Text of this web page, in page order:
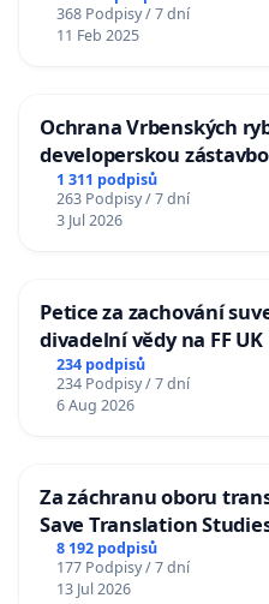
368 Podpisy / 7 dní
11 Feb 2025
Ochrana Vrbenských
developerskou
1 311 podpisů
263 Podpisy / 7 dní
3 Jul 2026
Petice za zachování
divadelní vědy na FF UK
234 podpisů
234 Podpisy / 7 dní
6 Aug 2026
Za záchranu oboru
Save Translation
Charles University
8 192 podpisů
177 Podpisy / 7 dní
13 Jul 2026